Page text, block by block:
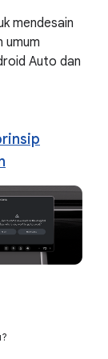
mendesain
umum
Auto dan